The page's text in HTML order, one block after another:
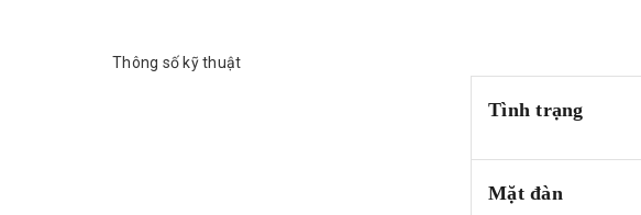
Thông số kỹ thuật
Tình trạng
Mặt đàn